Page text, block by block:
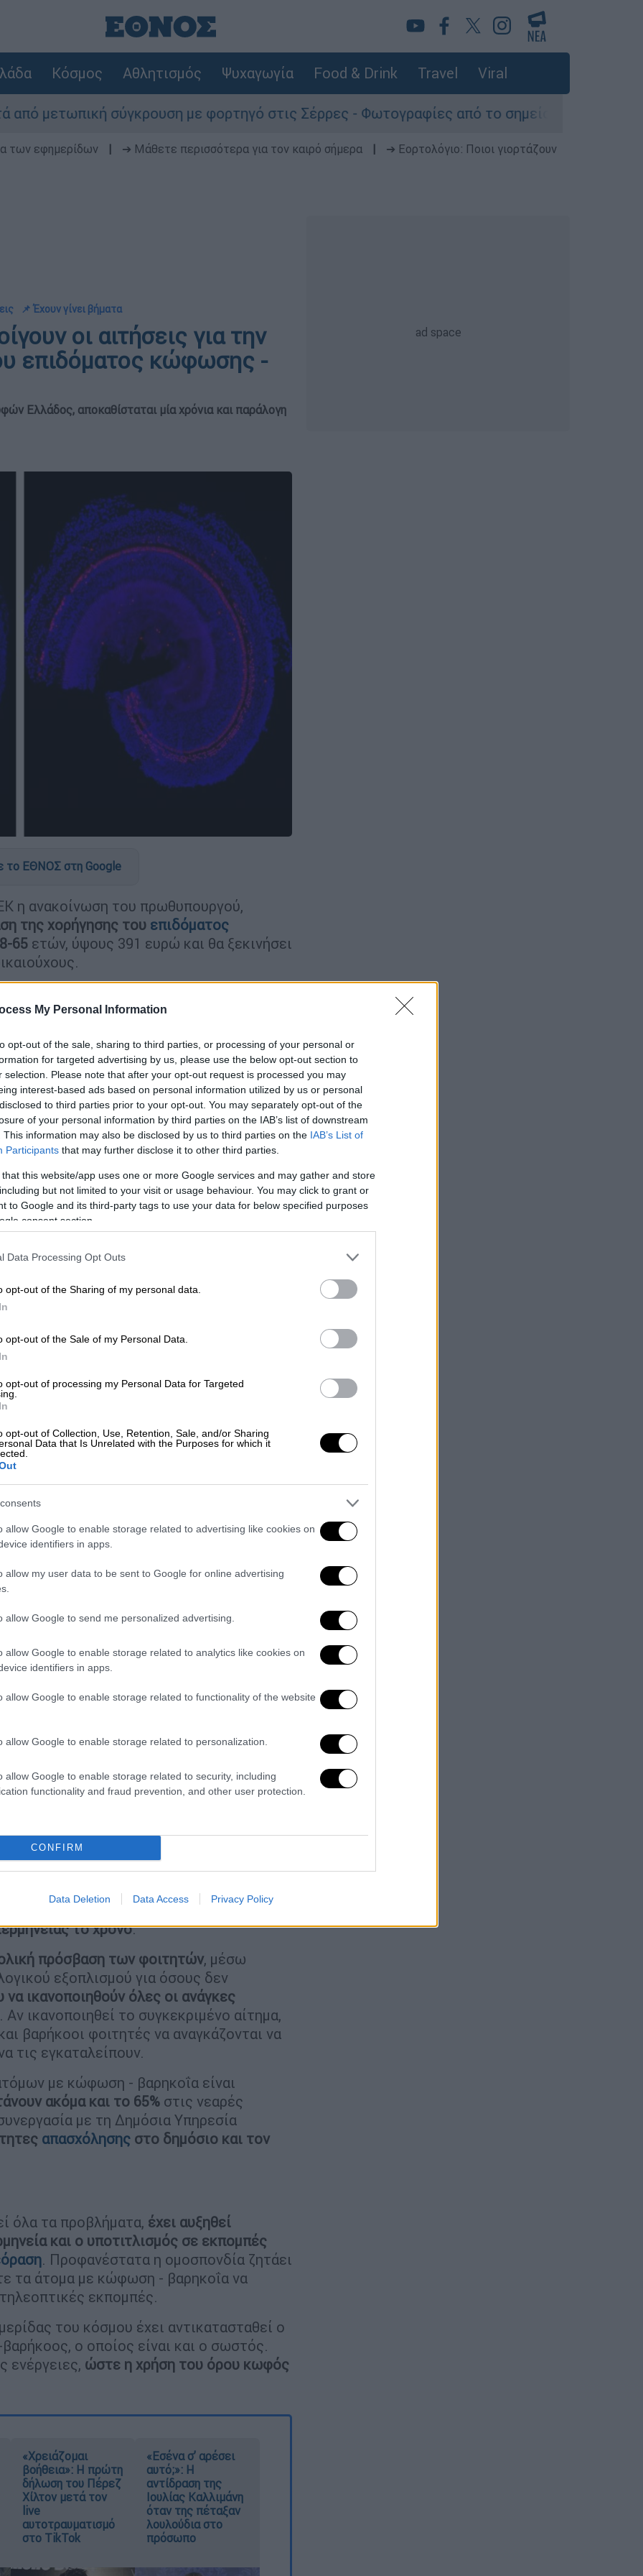
My Personal Information
opt-out of the sale, sharing to third parties, or processing of your personal or
for targeted advertising by us, please use the below opt-out section to
selection. Please note that after your opt-out request is processed you may
interest-based ads based on personal information utilized by us or personal
to third parties prior to your opt-out. You may separately opt-out of the
of your personal information by third parties on the IAB’s list of downstream
This information may also be disclosed by us to third parties on the IAB’s List of
Participants that may further disclose it to other third parties.
that this website/app uses one or more Google services and may gather and store
but not limited to your visit or usage behaviour. You may click to grant or
to Google and its third-party tags to use your data for below specified purposes
consent section.
Data Processing Opt Outs
opt-out of the Sharing of my personal data.
opt-out of the Sale of my Personal Data.
opt-out of processing my Personal Data for Targeted
opt-out of Collection, Use, Retention, Sale, and/or Sharing
Data that Is Unrelated with the Purposes for which it
allow Google to enable storage related to advertising like cookies on
identifiers in apps.
allow my user data to be sent to Google for online advertising
allow Google to send me personalized advertising.
allow Google to enable storage related to analytics like cookies on
identifiers in apps.
allow Google to enable storage related to functionality of the website
allow Google to enable storage related to personalization.
allow Google to enable storage related to security, including
functionality and fraud prevention, and other user protection.
CONFIRM
Data Deletion Data Access Privacy Policy
Κόσμος Αθλητισμός Ψυχαγωγία Food & Drink Travel Viral
σύγκρουση με φορτηγό στις Σέρρες - Φωτογραφίες από το σημείο
των εφημερίδων ➔ Μάθετε περισσότερα για τον καιρό σήμερα
➔ Εορτολόγιο: Ποιοι γιορτάζουν
📌 Έχουν γίνει βήματα
οι αιτήσεις για την
επιδόματος κώφωσης -
Ελλάδος, αποκαθίσταται μία χρόνια και παράλογη
το ΕΘΝΟΣ στη Google
η ανακοίνωση του πρωθυπουργού,
της χορήγησης του επιδόματος
65 ετών, ύψους 391 ευρώ και θα ξεκινήσει
της Ομοσπονδίας Κωφών Ελλάδος,
απόλυτη ικανοποίησή του για το
του κλάδου.
των ευρωπαϊκών τραπεζών
και κέρδη ρεκόρ για το 2024 -
να παίρνουν το επίδομα τα άτομα
πάλι με νόμο να το λαμβάνουν οι
μέχρι τα 25 τους χρόνια και οι
εξαιρούσε τα ενδιάμεσης ηλικίας
με την
και από μία δεύτερη πάθηση.
– βαρηκοΐα συμπεριλαμβανόταν στη
. Είμαστε πολύ ικανοποιημένοι που
αυτή η αδικία και να δοθεί λύση
στο ethnos.gr ο κ. Σίμψης.
Ελλάδος, μπορεί να ικανοποιήθηκε
υπάρχουν και πολλά άλλα ζητήματα,
καθολική πρόσβαση των κωφών –
ζωής
έχουν τις ίδιες δυνατότητες με τους
τους.
ένα από τα βασικότερα αιτήματα της
διερμηνειών , ώστε τα άτομα με
σε ό,τι χρειάζονται στην
σε επικοινωνία με το Υπουργείο
η χρηματοδότηση του
αυτό να επανέλθει ξεχωριστός κωδικός.
δεν επαρκεί για να καλύψει τις
του προγράμματος διερμηνειών,
κάθε άτομο με κώφωση - βαρηκοΐα
το χρόνο.
πρόσβαση των φοιτητών, μέσω
εξοπλισμού για όσους δεν
να ικανοποιηθούν όλες οι ανάγκες
. Αν ικανοποιηθεί το συγκεκριμένο αίτημα,
βαρήκοοι φοιτητές να αναγκάζονται να
τις εγκαταλείπουν.
με κώφωση - βαρηκοΐα είναι
ακόμα και το 65% στις νεαρές
με τη Δημόσια Υπηρεσία
απασχόλησης στο δημόσιο και τον
όλα τα προβλήματα, έχει αυξηθεί
και ο υποτιτλισμός σε εκπομπές
. Προφανέστατα η ομοσπονδία ζητάει
τα άτομα με κώφωση - βαρηκοΐα να
εκπομπές.
του κόσμου έχει αντικατασταθεί ο
ο οποίος είναι και ο σωστός.
ενέργειες, ώστε η χρήση του όρου κωφός
«Χρειάζομαι
βοήθεια»: Η πρώτη
δήλωση του Πέρεζ
Χίλτον μετά τον
live
αυτοτραυματισμό
στο TikTok
«Εσένα σ’ αρέσει
αυτό;»: Η
αντίδραση της
Ιουλίας Καλλιμάνη
όταν της πέταξαν
λουλούδια στο
πρόσωπο